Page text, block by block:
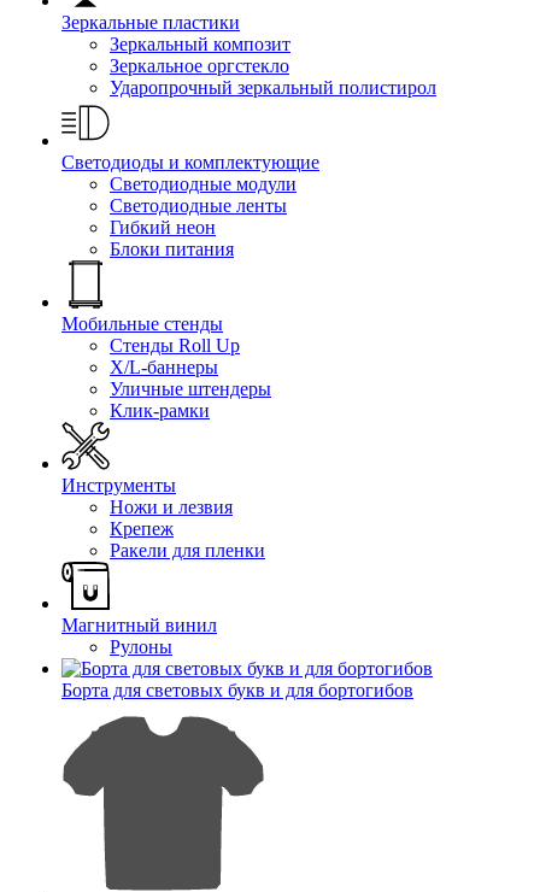
Зеркальные пластики
Зеркальный композит
Зеркальное оргстекло
Ударопрочный зеркальный полистирол
Светодиоды и комплектующие
Светодиодные модули
Светодиодные ленты
Гибкий неон
Блоки питания
Мобильные стенды
Стенды Roll Up
X/L-баннеры
Уличные штендеры
Клик-рамки
Инструменты
Ножи и лезвия
Крепеж
Ракели для пленки
Магнитный винил
Рулоны
Борта для световых букв и для бортогибов